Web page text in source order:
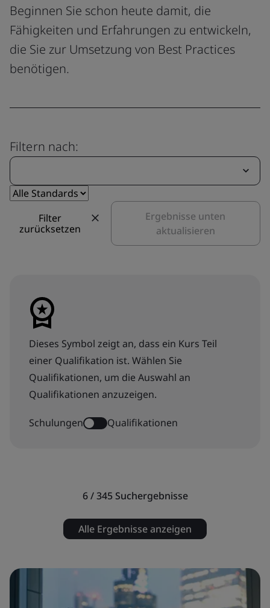
Beginnen Sie schon heute damit, die
Fähigkeiten und Erfahrungen zu entwickeln,
die Sie zur Umsetzung von Best Practices
benötigen.
Filtern nach:
Filter
zurücksetzen
Ergebnisse unten
aktualisieren
Dieses Symbol zeigt an, dass ein Kurs Teil
einer Qualifikation ist. Wählen Sie
Qualifikationen, um die Auswahl an
Qualifikationen anzuzeigen.
Schulungen Qualifikationen
6 / 345Suchergebnisse
Alle Ergebnisse anzeigen